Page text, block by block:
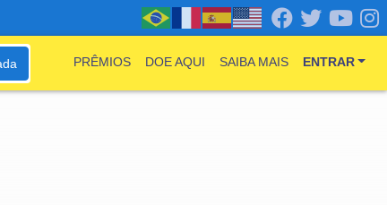
PRÊMIOS DOE AQUI SAIBA MAIS ENTRAR